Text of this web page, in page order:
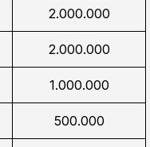
2.000.000
2.000.000
1.000.000
500.000